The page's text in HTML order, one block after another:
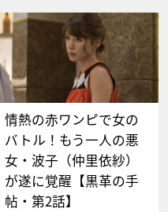
情熱の赤ワンピで女の
バトル！もう一人の悪
女・波子（仲里依紗）
が遂に覚醒【黒革の手
帖・第2話】